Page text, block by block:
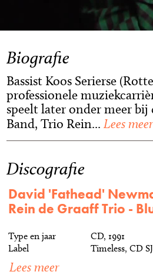
Biografie
Bassist Koos Serierse
professionele
speelt later onder meer
Band, Trio Rein... Lees meer
Discografie
David 'Fathead'
Rein de Graaff Trio -
Type en jaar
CD, 1991
Label
Timeless, CD
Lees meer